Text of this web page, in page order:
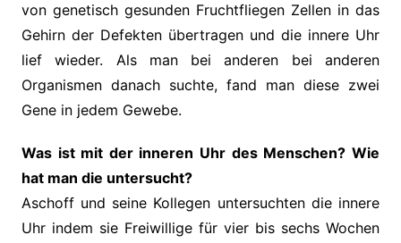
von genetisch gesunden Fruchtfliegen Zellen in das
Gehirn der Defekten übertragen und die innere Uhr
lief wieder. Als man bei anderen bei anderen
Organismen danach suchte, fand man diese zwei
Gene in jedem Gewebe.
Was ist mit der inneren Uhr des Menschen? Wie
hat man die untersucht?
Aschoff und seine Kollegen untersuchten die innere
Uhr indem sie Freiwillige für vier bis sechs Wochen